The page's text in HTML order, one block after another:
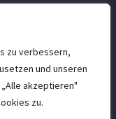
zu verbessern,
und unseren
akzeptieren"
zu.